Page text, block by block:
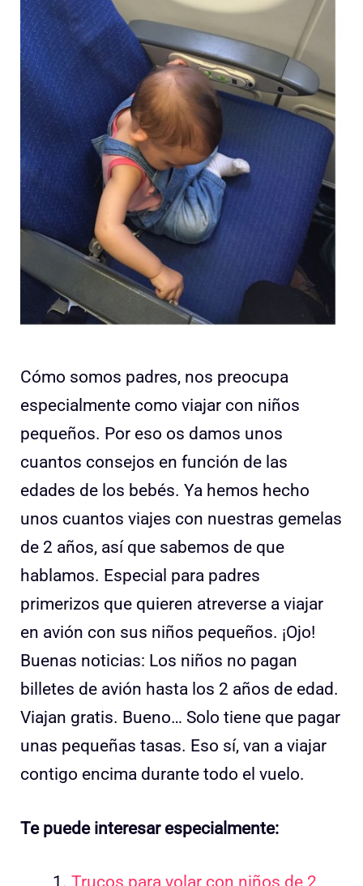
Cómo somos padres, nos preocupa
especialmente como viajar con niños
pequeños. Por eso os damos unos
cuantos consejos en función de las
edades de los bebés. Ya hemos hecho
unos cuantos viajes con nuestras gemelas
de 2 años, así que sabemos de que
hablamos. Especial para padres
primerizos que quieren atreverse a viajar
en avión con sus niños pequeños. ¡Ojo!
Buenas noticias: Los niños no pagan
billetes de avión hasta los 2 años de edad.
Viajan gratis. Bueno… Solo tiene que pagar
unas pequeñas tasas. Eso sí, van a viajar
contigo encima durante todo el vuelo.
Te puede interesar especialmente: